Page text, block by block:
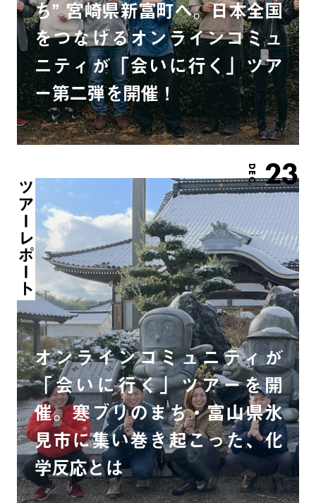
ち” 宮崎県新富町へ。日本全国
をつなげるオンラインコミュ
ニティが「会いに行く」ツア
ー第二弾を開催！
DEC. 23
ツアーレポート
オンラインコミュニティが
「会いに行く」ツアーを開
催。寒ブリのまち・富山県氷
見市に集い巻き起こった、化
学反応とは